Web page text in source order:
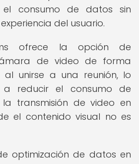
el consumo de datos sin
del usuario.
ofrece la opción de
de video de forma
al unirse a una reunión, lo
a reducir el consumo de
transmisión de video en
el contenido visual no es
optimización de datos en